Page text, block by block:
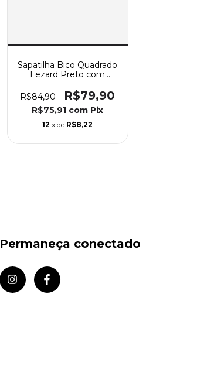
Sapatilha Bico Quadrado
Lezard Preto com
R$84,90
R$79,90
R$75,91 com Pix
12 x de R$8,22
Permaneça conectado